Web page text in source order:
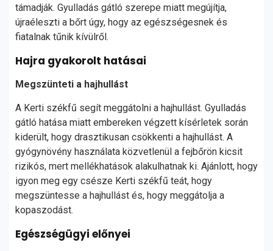
támadják. Gyulladás gátló szerepe miatt megújítja,
újraéleszti a bőrt úgy, hogy az egészségesnek és
fiatalnak tűnik kívülről.
Hajra gyakorolt hatásai
Megszünteti a hajhullást
A Kerti székfű segít meggátolni a hajhullást. Gyulladás
gátló hatása miatt embereken végzett kísérletek során
kiderült, hogy drasztikusan csökkenti a hajhullást. A
gyógynövény használata közvetlenül a fejbőrön kicsit
rizikós, mert mellékhatások alakulhatnak ki. Ajánlott, hogy
igyon meg egy csésze Kerti székfű teát, hogy
megszüntesse a hajhullást és, hogy meggátolja a
kopaszodást.
Egészségügyi előnyei